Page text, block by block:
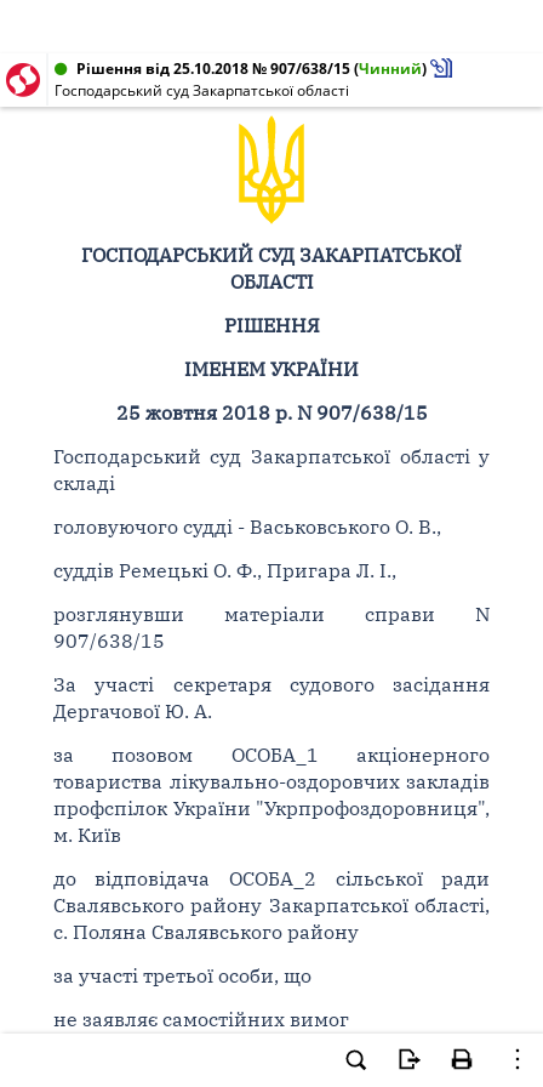
Рішення від 25.10.2018 № 907/638/15(Чинний)
Господарський суд Закарпатської області
ГОСПОДАРСЬКИЙ СУД ЗАКАРПАТСЬКОЇ
ОБЛАСТІ
РІШЕННЯ
ІМЕНЕМ УКРАЇНИ
25 жовтня 2018 р. N 907/638/15
Господарський суд Закарпатської області у
складі
головуючого судді - Васьковського О. В.,
суддів Ремецькі О. Ф., Пригара Л. І.,
розглянувши матеріали справи N
907/638/15
За участі секретаря судового засідання
Дергачової Ю. А.
за позовом ОСОБА_1 акціонерного
товариства лікувально-оздоровчих закладів
профспілок України "Укрпрофоздоровниця",
м. Київ
до відповідача ОСОБА_2 сільської ради
Свалявського району Закарпатської області,
с. Поляна Свалявського району
за участі третьої особи, що
не заявляє самостійних вимог